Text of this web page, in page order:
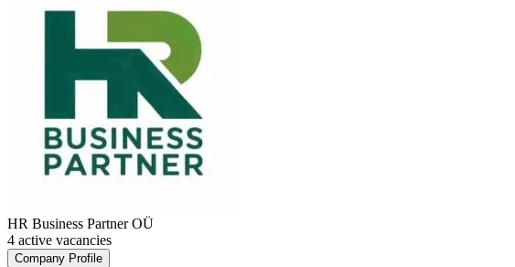
HR Business Partner OÜ
4 active vacancies
Company Profile